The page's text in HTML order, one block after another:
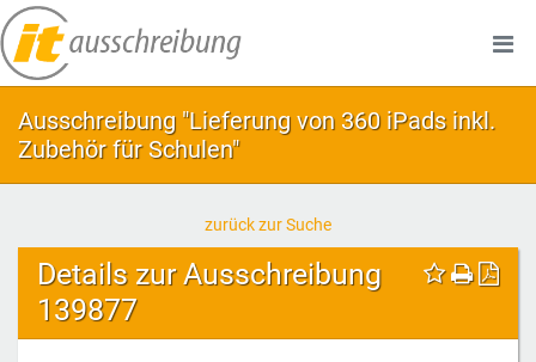
Ausschreibung "Lieferung von 360 iPads inkl.
Zubehör für Schulen"
zurück zur Suche
Details zur Ausschreibung
139877